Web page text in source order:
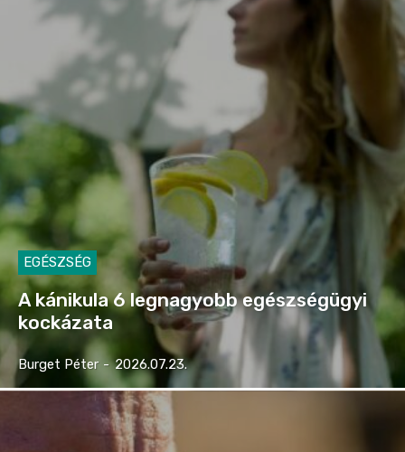
EGÉSZSÉG
A kánikula 6 legnagyobb egészségügyi
kockázata
Burget Péter - 2026.07.23.